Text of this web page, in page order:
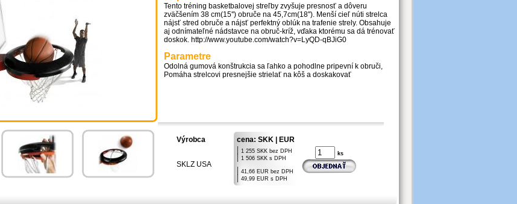
Tento tréning basketbalovej streľby zvyšuje presnosť a dôveru
zväčšením 38 cm(15'') obruče na 45,7cm(18''). Menší cieľ núti strelca
nájsť stred obruče a nájsť perfektný oblúk na trafenie strely. Obsahuje
aj odnímateľné nádstavce na obruč-kríž, vďaka ktorému sa dá trénovať
doskok. http://www.youtube.com/watch?v=LyQD-qBJiG0
Parametre
Odolná gumová konštrukcia sa ľahko a pohodlne pripevní k obruči,
Pomáha strelcovi presnejšie strielať na kôš a doskakovať
Výrobca cena: SKK | EUR
SKLZ USA
| 1 255 SKK bez DPH
| 1 506 SKK s DPH
| 41,66 EUR bez DPH
| 49,99 EUR s DPH
ks